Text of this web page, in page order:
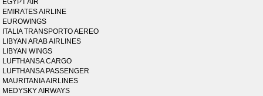
EGYPT AIR
EMIRATES AIRLINE
EUROWINGS
ITALIA TRANSPORTO AEREO
LIBYAN ARAB AIRLINES
LIBYAN WINGS
LUFTHANSA CARGO
LUFTHANSA PASSENGER
MAURITANIA AIRLINES
MEDYSKY AIRWAYS